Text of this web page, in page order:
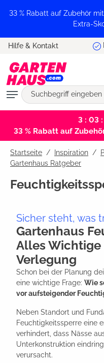
springen
33 % Rabatt auf Zubehör
Extra-
Hilfe & Kontakt
3 : 03
33 % Rabatt auf
Startseite Inspiration /
Gartenhaus Ratgeber
Sicher steht, was
Gartenhaus
Alles
Verlegung
Schon bei der Planung
eine wichtige Frage: Wie
vor aufsteigender
Neben Standort und
Feuchtigkeitssperre eine
verhindert, dass Nässe
Unterkonstruktion
verursacht.